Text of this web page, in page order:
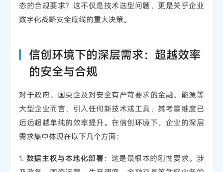
态的合规要求？这不仅是技术选型问题，更是关乎企业
数字化战略安全底线的重大决策。
信创环境下的深层需求：超越效率
的安全与合规
对于政府、国央企及对安全有严苛要求的金融、能源等
大型企业而言，引入任何新技术或工具，其考量维度已
远远超越单纯的效率提升。在信创环境下，企业的深层
需求集中体现在以下几个方面：
1. 数据主权与本地化部署 ：这是最根本的刚性要求。涉